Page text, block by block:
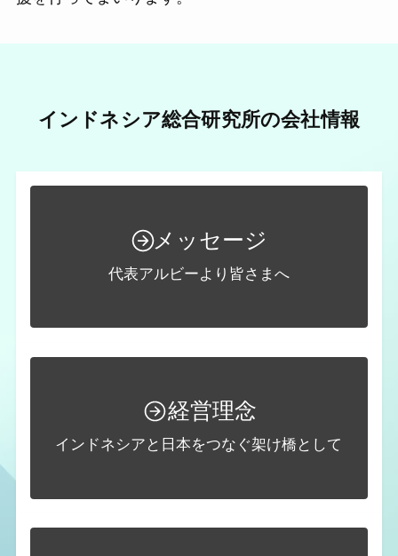
インドネシア総合研究所の会社情報
メッセージ
代表アルビーより皆さまへ
経営理念
インドネシアと日本をつなぐ架け橋として